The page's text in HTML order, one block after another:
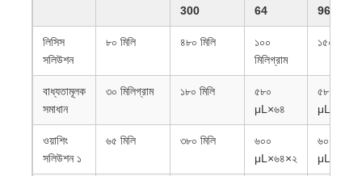
300
64
96
লিসিস
সলিউশন
৮০ মিলি ৪৮০ মিলি
১০০
মিলিগ্রাম
১৫০ মিলি
বাধ্যতামূলক
সমাধান
৩০ মিলিগ্রাম ১৮০ মিলি
৫৮০
μL×৬৪
৫৮০
μL×৯৬
ওয়াশিং
সলিউশন ১
৬৫ মিলি ৩৮০ মিলি
৬০০
μL×৬৪×২
৬০০
μL×৯৬×২